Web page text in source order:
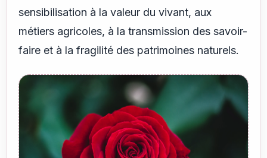
sensibilisation à la valeur du vivant, aux
métiers agricoles, à la transmission des savoir-
faire et à la fragilité des patrimoines naturels.